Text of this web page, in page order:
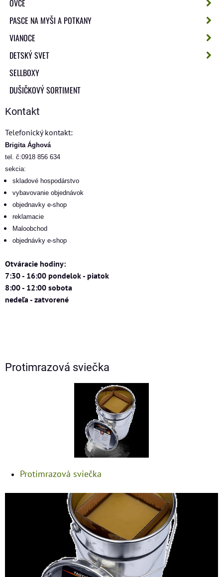
OVCE
PASCE NA MYŠI A POTKANY
VIANOCE
DETSKÝ SVET
SELLBOXY
DUŠIČKOVÝ SORTIMENT
Kontakt
Telefonický kontakt:
Brigita Ághová
tel. č:0918 856 634
sekcia:
skladové hospodárstvo
vybavovanie objednávok
objednavky e-shop
reklamacie
Maloobchod
objednávky e-shop
Otváracie hodiny:
7:30 - 16:00 pondelok - piatok
8:00 - 12:00 sobota
nedeľa - zatvorené
Protimrazová sviečka
Protimrazová sviečka